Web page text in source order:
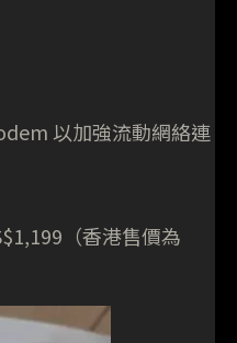
以加強流動網絡連
（香港售價為